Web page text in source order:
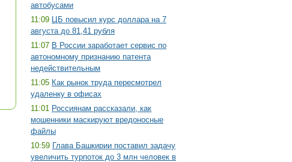
автобусами
11:09 ЦБ повысил курс доллара на 7
августа до 81,41 рубля
11:07 В России заработает сервис по
автономному признанию патента
недействительным
11:05 Как рынок труда пересмотрел
удаленку в офисах
11:01 Россиянам рассказали, как
мошенники маскируют вредоносные
файлы
10:59 Глава Башкирии поставил задачу
увеличить турпоток до 3 млн человек в